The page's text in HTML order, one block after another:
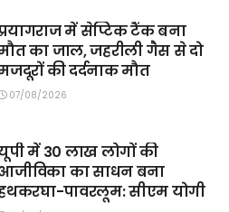
में सेप्टिक टैंक बना
का जाल, जहरीली गैस से दो
की दर्दनाक मौत
07/08/2026
में 30 लाख लोगों की
का साधन बना
पावरलूम: सीएम योगी